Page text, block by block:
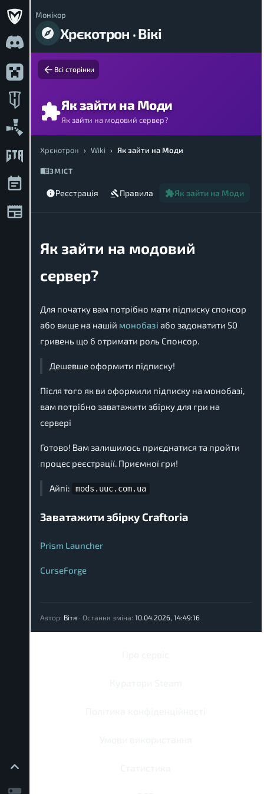
Монікор
Хрєкотрон · Вікі
Всі сторінки
Як зайти на Моди
Як зайти на модовий сервер?
Хрєкотрон › Wiki › Як зайти на Моди
ЗМІСТ
Реєстрація Правила Як зайти на Моди
Як зайти на модовий
сервер?
Для початку вам потрібно мати підписку спонсор
або вище на нашій монобазі або задонатити 50
гривень що б отримати роль Спонсор.
Дешевше оформити підписку!
Після того як ви оформили підписку на монобазі,
вам потрібно заватажити збірку для гри на
сервері
Готово! Вам залишилось приєднатися та пройти
процес реєстрації. Приємної гри!
Айпі: mods.uuc.com.ua
Заватажити збірку Craftoria
Prism Launcher
CurseForge
Автор: Вітя · Остання зміна: 10.04.2026, 14:49:16